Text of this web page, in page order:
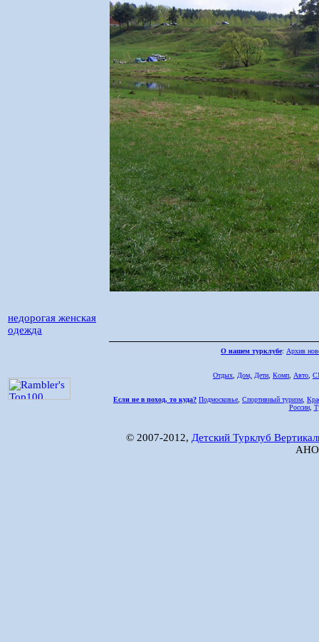
недорогая женская
одежда
О нашем турклубе: Архив
Отдых Дом, Дети Комп Авто
Если не в поход, то куда? Подмосковье Спортивный туризм
России,
© 2007-2012, Детский Турклуб
АНО